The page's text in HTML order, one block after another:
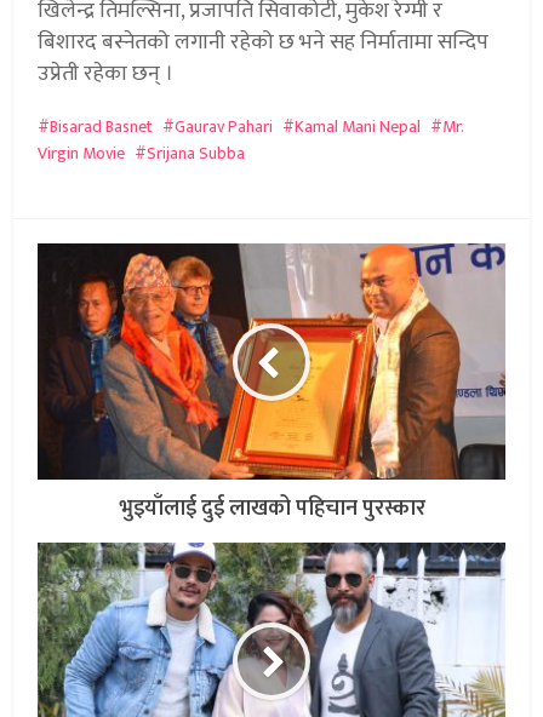
खिलेन्द्र तिमल्सिना, प्रजापति सिवाकोटी, मुकेश रेग्मी र
बिशारद बस्नेतको लगानी रहेको छ भने सह निर्मातामा सन्दिप
उप्रेती रहेका छन् ।
Bisarad Basnet Gaurav Pahari Kamal Mani Nepal
Mr.
Virgin Movie
Srijana Subba
भुइयाँलाई दुई लाखको पहिचान पुरस्कार